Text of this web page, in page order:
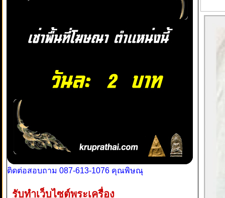
ติดต่อสอบถาม 087-613-1076 คุณพิษณุ
รับทำเว็บไซต์พระเครื่อง